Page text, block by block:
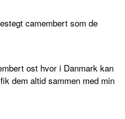
camembert som de
ost hvor i Danmark kan
dem altid sammen med min